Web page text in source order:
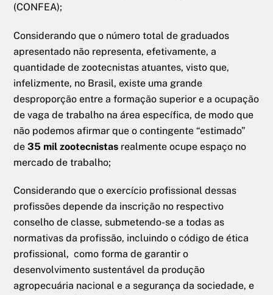
(CONFEA);
Considerando que o número total de graduados
apresentado não representa, efetivamente, a
quantidade de zootecnistas atuantes, visto que,
infelizmente, no Brasil, existe uma grande
desproporção entre a formação superior e a ocupação
de vaga de trabalho na área específica, de modo que
não podemos afirmar que o contingente “estimado”
de35 mil zootecnistas realmente ocupe espaço no
mercado de trabalho;
Considerando que o exercício profissional dessas
profissões depende da inscrição no respectivo
conselho de classe, submetendo-se a todas as
normativas da profissão, incluindo o código de ética
profissional, como forma de garantir o
desenvolvimento sustentável da produção
agropecuária nacional e a segurança da sociedade, e